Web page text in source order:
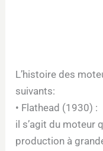
L’histoire des
suivants:
• Flathead (1930) :
il s’agit du moteur
production à